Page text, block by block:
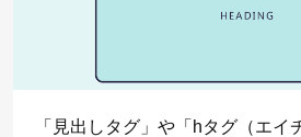
「見出しタグ」や「hタグ（エイ